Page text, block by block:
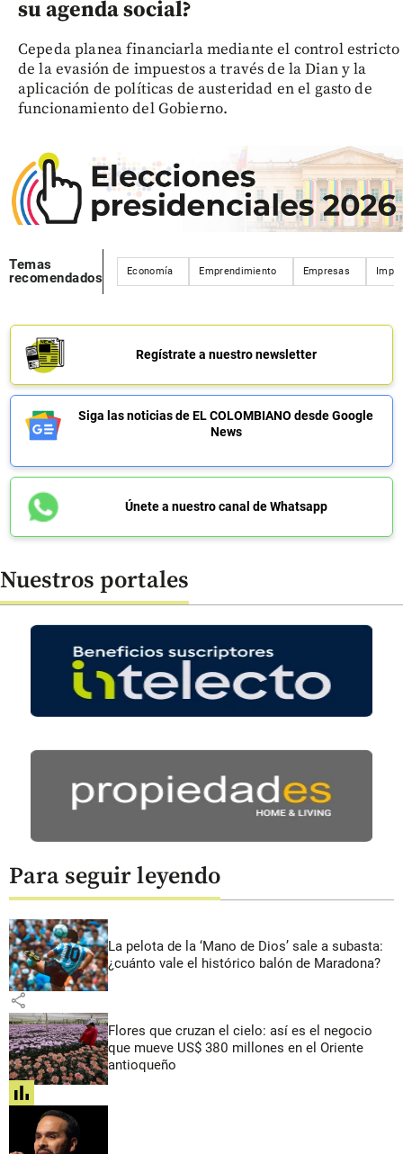
su agenda social?
Cepeda planea financiarla mediante el control estricto
de la evasión de impuestos a través de la Dian y la
aplicación de políticas de austeridad en el gasto de
funcionamiento del Gobierno.
Temas
recomendados
Economía Emprendimiento Empresas
Regístrate a nuestro newsletter
Siga las noticias de EL COLOMBIANO desde Google
News
Únete a nuestro canal de Whatsapp
Nuestros portales
Para seguir leyendo
La pelota de la ‘Mano de Dios’ sale a subasta:
¿cuánto vale el histórico balón de Maradona?
share
Flores que cruzan el cielo: así es el negocio
que mueve US$ 380 millones en el Oriente
antioqueño
share